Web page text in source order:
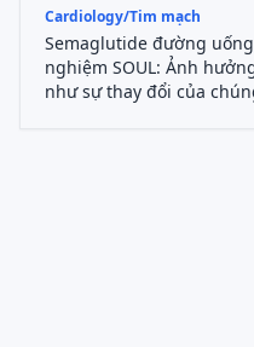
Cardiology/Tim mạch
Semaglutide đường
nghiệm SOUL: Ảnh
như sự thay đổi của